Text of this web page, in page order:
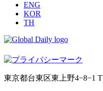
ENG
KOR
TH
東京都台東区東上野4−8−1